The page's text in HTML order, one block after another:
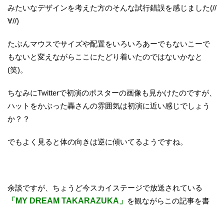
みたいなデザインを考えた方のそんな試行錯誤を感じました(//
∀//)
たぶんマウスでサイズや配置をいろいろあーでもないこーで
もないと変えながらここにたどり着いたのではないかなと
(笑)。
ちなみにTwitterで初演のポスターの画像も見かけたのですが、
ハットをかぶった轟さんの雰囲気は初演に近い感じでしょう
か？？
でもよく見ると体の向きは逆に傾いてるようですね。
余談ですが、ちょうど今スカイステージで放送されている
「MY DREAM TAKARAZUKA」 を観ながらこの記事を書